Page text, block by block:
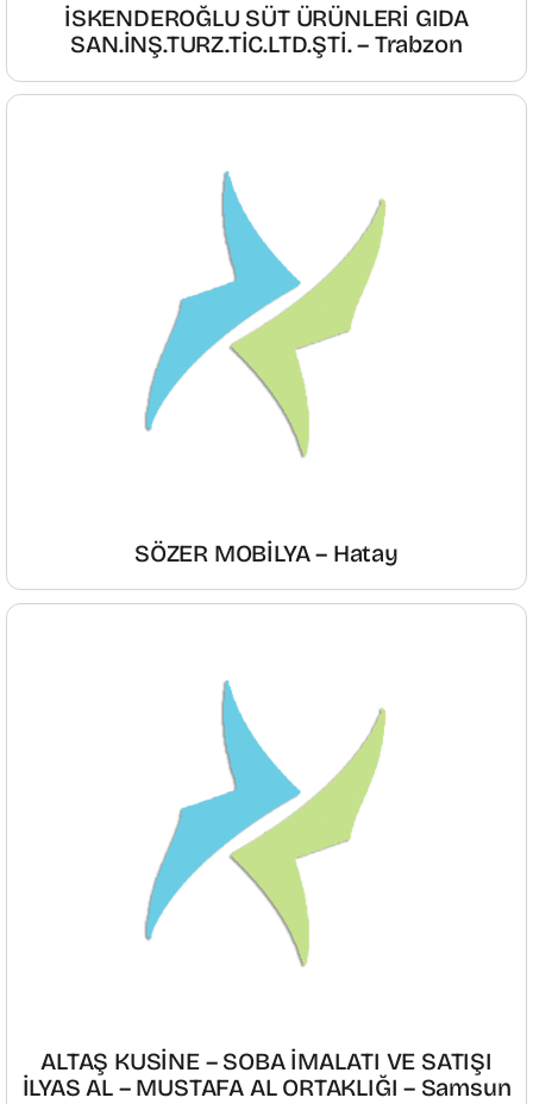
İSKENDEROĞLU SÜT ÜRÜNLERİ GIDA
SAN.İNŞ.TURZ.TİC.LTD.ŞTİ. – Trabzon
SÖZER MOBİLYA – Hatay
ALTAŞ KUSİNE – SOBA İMALATI VE SATIŞI
İLYAS AL – MUSTAFA AL ORTAKLIĞI – Samsun